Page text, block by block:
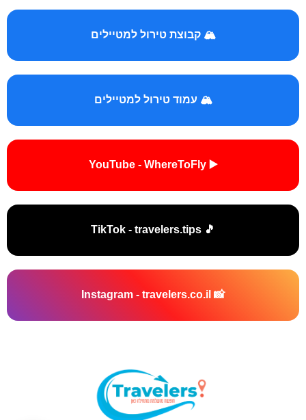
🏔️ קבוצת טירול למטיילים
🏔️ עמוד טירול למטיילים
▶️ YouTube - WhereToFly
🎵 TikTok - travelers.tips
📸 Instagram - travelers.co.il